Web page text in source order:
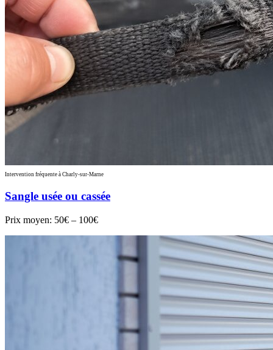
Intervention fréquente à Charly-sur-Marne
Sangle usée ou cassée
Prix moyen: 50€ – 100€